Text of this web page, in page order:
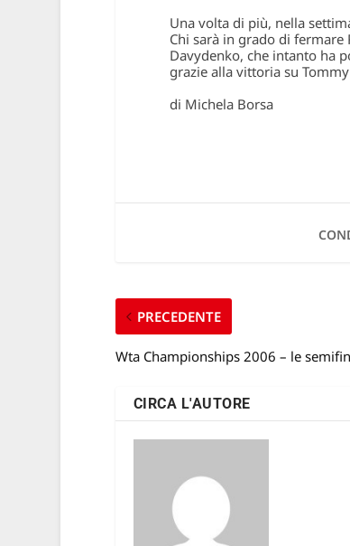
Una volta di più, nella
Chi sarà in grado di fermare
Davydenko, che intanto ha
grazie alla vittoria su
di Michela Borsa
PRECEDENTE
Wta Championships 2006 – le
CIRCA L'AUTORE